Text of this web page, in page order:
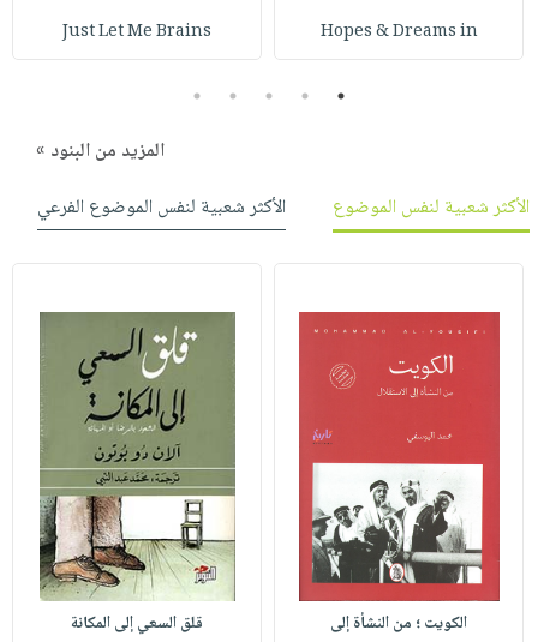
فيديوهات
أسئلة
وفرات
انشر
تواصل
عربة
التسوق
Hopes & Dreams in
Just Let Me Brains
1
2
3
4
5
المزيد من البنود »
الأكثر شعبية لنفس الموضوع
الأكثر شعبية لنفس الموضوع الفرعي
الكويت ؛ من النشأة إلى
قلق السعي إلى المكانة